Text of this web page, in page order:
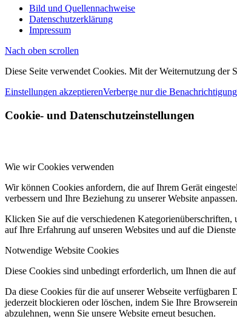
Bild und Quellennachweise
Datenschutzerklärung
Impressum
Nach oben scrollen
Diese Seite verwendet Cookies. Mit der Weiternutzung der
Einstellungen akzeptierenVerberge nur die Benachrichtigung
Cookie- und Datenschutzeinstellungen
Wie wir Cookies verwenden
Wir können Cookies anfordern, die auf Ihrem Gerät
verbessern und Ihre Beziehung zu unserer Website anpassen.
Klicken Sie auf die verschiedenen
auf Ihre Erfahrung auf unseren Websites und auf die
Notwendige Website Cookies
Diese Cookies sind unbedingt erforderlich, um Ihnen die
Da diese Cookies für die auf unserer Webseite
jederzeit blockieren oder löschen, indem Sie Ihre
abzulehnen, wenn Sie unsere Website erneut besuchen.